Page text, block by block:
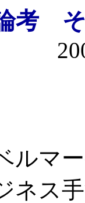
論
ルマ
ネス